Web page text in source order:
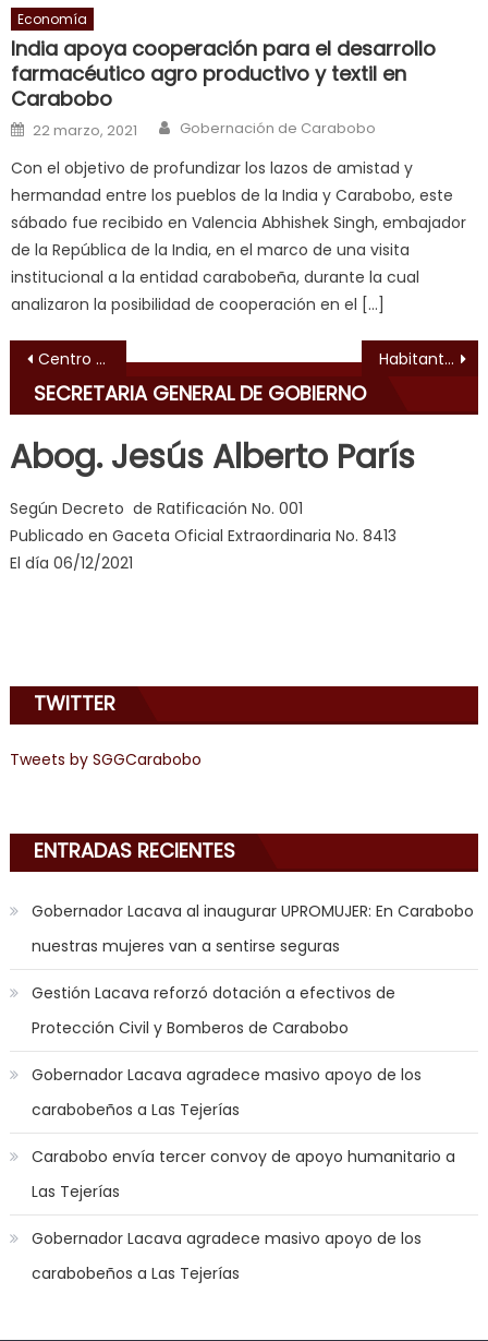
सच
ह
स
क
ल
म
य
भ
ह,
indian
dancer
milf,
videos
de
pono
doido,
angel
emily
learns
anal
am
mood
to
play
jerk
with
you
nana
nakamura
bunch
dicks
Economía
India apoya cooperación para el desarrollo
farmacéutico agro productivo y textil en
Carabobo
Posted on
22 marzo, 2021 Author
Gobernación de Carabobo
Con el objetivo de profundizar los lazos de amistad y
hermandad entre los pueblos de la India y Carabobo, este
sábado fue recibido en Valencia Abhishek Singh, embajador
de la República de la India, en el marco de una visita
institucional a la entidad carabobeña, durante la cual
analizaron la posibilidad de cooperación en el […]
Navegación de entradas
Centro de Formación La Cañada en Guigue producirá harina de maíz precocida Habitantes de El Socorro agradecidos por mejora de servicios públicos en la avenida 9 de Mayo
SECRETARIA GENERAL DE GOBIERNO
Abog. Jesús Alberto París
Según Decreto de Ratificación No. 001
Publicado en Gaceta Oficial Extraordinaria No. 8413
El día 06/12/2021
TWITTER
Tweets by SGGCarabobo
ENTRADAS RECIENTES
Gobernador Lacava al inaugurar UPROMUJER: En Carabobo
nuestras mujeres van a sentirse seguras
Gestión Lacava reforzó dotación a efectivos de
Protección Civil y Bomberos de Carabobo
Gobernador Lacava agradece masivo apoyo de los
carabobeños a Las Tejerías
Carabobo envía tercer convoy de apoyo humanitario a
Las Tejerías
Gobernador Lacava agradece masivo apoyo de los
carabobeños a Las Tejerías